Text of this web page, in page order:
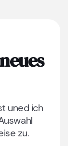
uned ich
zu.